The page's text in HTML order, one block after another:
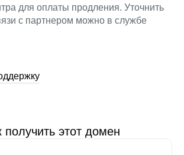
для оплаты продления. Уточнить
с партнером можно в службе
получить этот домен